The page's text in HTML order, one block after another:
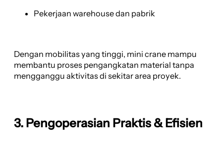
Pekerjaan warehouse dan pabrik
Dengan mobilitas yang tinggi, mini crane mampu
membantu proses pengangkatan material tanpa
mengganggu aktivitas di sekitar area proyek.
3. Pengoperasian Praktis & Efisien